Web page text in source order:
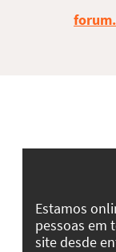
Estamos
pessoas em
site desde